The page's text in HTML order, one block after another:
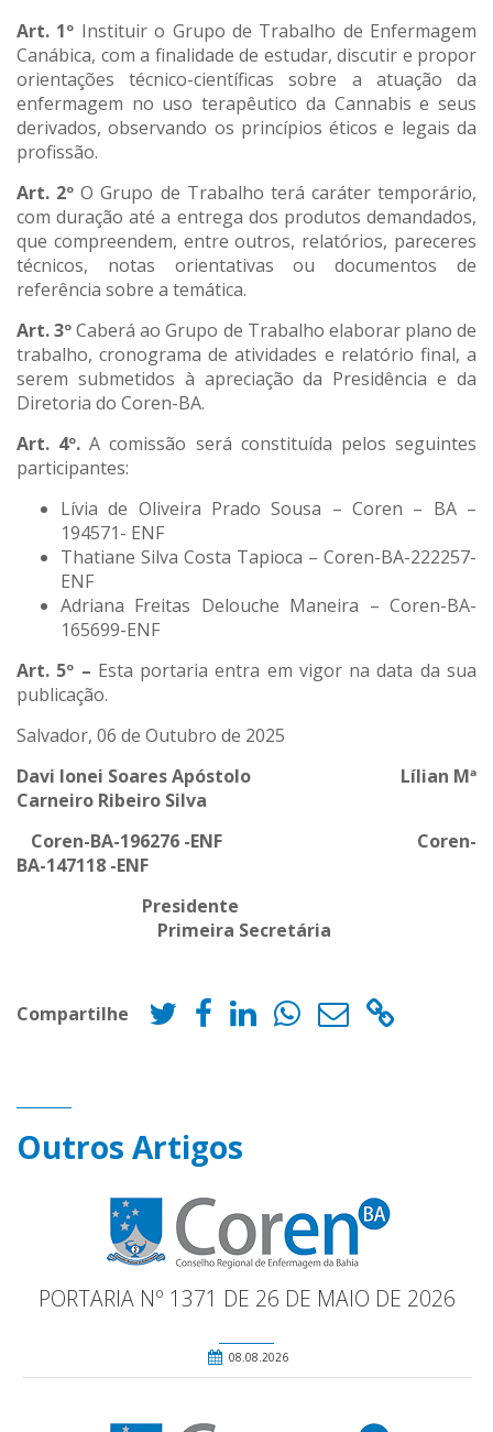
Art. 1º Instituir o Grupo de Trabalho de Enfermagem
Canábica, com a finalidade de estudar, discutir e propor
orientações técnico-científicas sobre a atuação da
enfermagem no uso terapêutico da Cannabis e seus
derivados, observando os princípios éticos e legais da
profissão.
Art. 2ºO Grupo de Trabalho terá caráter temporário,
com duração até a entrega dos produtos demandados,
que compreendem, entre outros, relatórios, pareceres
técnicos, notas orientativas ou documentos de
referência sobre a temática.
Art. 3ºCaberá ao Grupo de Trabalho elaborar plano de
trabalho, cronograma de atividades e relatório final, a
serem submetidos à apreciação da Presidência e da
Diretoria do Coren-BA.
Art. 4º. A comissão será constituída pelos seguintes
participantes:
Lívia de Oliveira Prado Sousa – Coren – BA –
194571- ENF
Thatiane Silva Costa Tapioca – Coren-BA-222257-
ENF
Adriana Freitas Delouche Maneira – Coren-BA-
165699-ENF
Art. 5º – Esta portaria entra em vigor na data da sua
publicação.
Salvador, 06 de Outubro de 2025
Davi Ionei Soares Apóstolo Lílian Mª
Carneiro Ribeiro Silva
Coren-BA-196276 -ENF Coren-
BA-147118 -ENF
Presidente
Primeira Secretária
Compartilhe
Outros Artigos
PORTARIA Nº 1371 DE 26 DE MAIO DE 2026
08.08.2026